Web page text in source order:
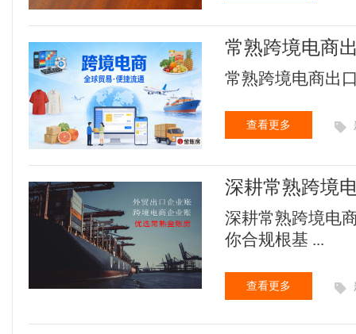
常熟跨境电商
常熟跨境电商出
查看更多
深耕常熟跨境
深耕常熟跨境电
你合规根基 ...
查看更多